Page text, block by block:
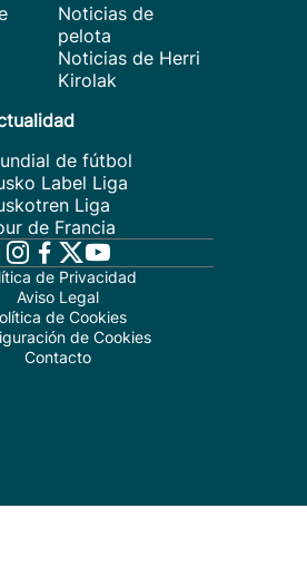
Noticias de
pelota
Noticias de Herri
Kirolak
de fútbol
Label Liga
Liga
de Francia
de Privacidad
Aviso Legal
de Cookies
de Cookies
Contacto